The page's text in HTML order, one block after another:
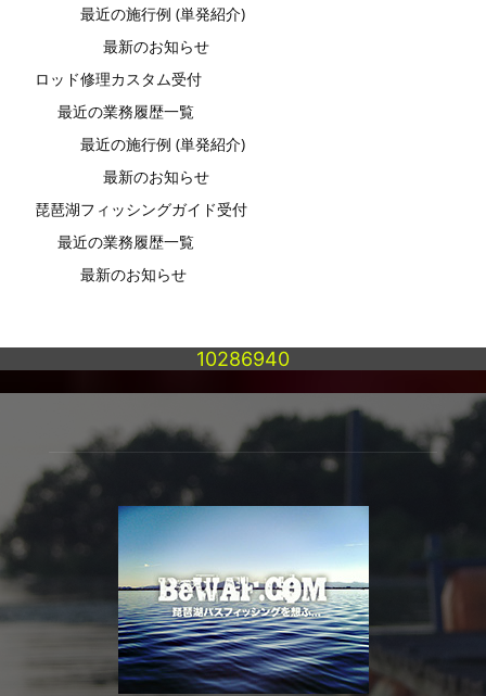
最近の施行例 (単発紹介)
最新のお知らせ
ロッド修理カスタム受付
最近の業務履歴一覧
最近の施行例 (単発紹介)
最新のお知らせ
琵琶湖フィッシングガイド受付
最近の業務履歴一覧
最新のお知らせ
10286940